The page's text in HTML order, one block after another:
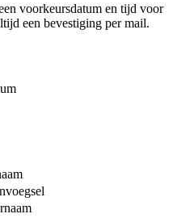
voorkeursdatum en tijd voor
een bevestiging per mail.